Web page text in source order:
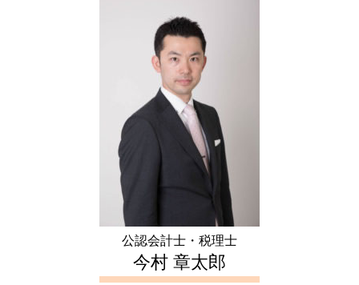
小規模宅地等の特例 相続税
合同会社 設立費用
サラリーマン 家賃 収入 確定申告
マンション 売却 確定申告
相続 不動産 売却 確定申告
家賃 収入 確定申告
年末調整 不動産所得
不動産所得 事業所得
不動産 譲渡 所得税 計算
不動産 確定申告 新宿区 税理士
不動産 確定申告 神奈川県 税理士
起業支援 中野区 税理士
生前対策 千葉県 税理士
相続 埼玉県 相談
会社設立 文京区 会計士
不動産 確定申告 文京区 相談
生前対策 中野区 相談
生前対策 神奈川県 会計士
起業支援 東京都 相談公認会計士・税理士
今村 章太郎